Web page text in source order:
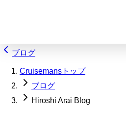
ブログ
Cruisemansトップ
ブログ
Hiroshi Arai Blog